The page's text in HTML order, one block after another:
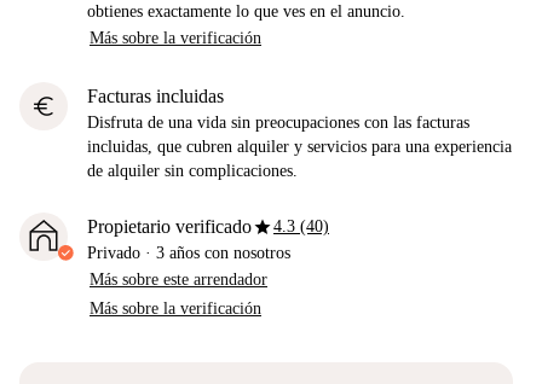
obtienes exactamente lo que ves en el anuncio.
Más sobre la verificación
euro Facturas incluidas
Disfruta de una vida sin preocupaciones con las facturas
incluidas, que cubren alquiler y servicios para una experiencia
de alquiler sin complicaciones.
Propietario verificadostar4.3 (40)
Privado · 3 años con nosotros
Más sobre este arrendador
Más sobre la verificación